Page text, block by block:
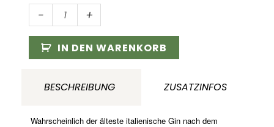
-
Gin
Occitan
Bordiga
+
IN DEN WARENKORB
BESCHREIBUNG ZUSATZINFOS
Wahrscheinlich der älteste italienische Gin nach dem